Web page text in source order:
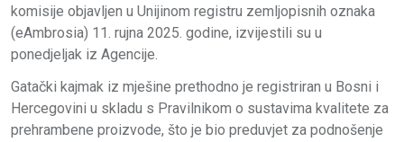
komisije objavljen u Unijinom registru zemljopisnih oznaka
(eAmbrosia) 11. rujna 2025. godine, izvijestili su u
ponedjeljak iz Agencije.
Gatački kajmak iz mješine prethodno je registriran u Bosni i
Hercegovini u skladu s Pravilnikom o sustavima kvalitete za
prehrambene proizvode, što je bio preduvjet za podnošenje